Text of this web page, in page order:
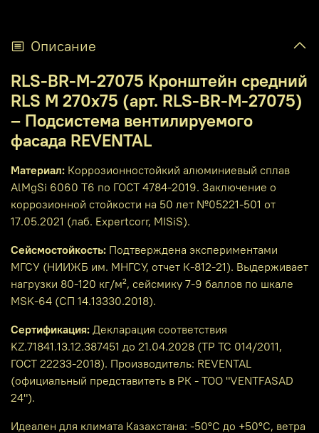
Описание
RLS-BR-M-27075 Кронштейн средний
RLS M 270x75 (арт. RLS-BR-M-27075)
– Подсистема вентилируемого
фасада REVENTAL
Материал: Коррозионностойкий алюминиевый сплав
AlMgSi 6060 T6 по ГОСТ 4784-2019. Заключение о
коррозионной стойкости на 50 лет №05221-501 от
17.05.2021 (лаб. Expertcorr, MISiS).
Сейсмостойкость: Подтверждена экспериментами
МГСУ (НИИЖБ им. МНГСУ, отчет К-812-21). Выдерживает
нагрузки 80-120 кг/м², сейсмику 7-9 баллов по шкале
MSK-64 (СП 14.13330.2018).
Сертификация: Декларация соответствия
KZ.71841.13.12.387451 до 21.04.2028 (ТР ТС 014/2011,
ГОСТ 22233-2018). Производитель: REVENTAL
(официальный представитеть в РК - ТОО "VENTFASAD
24").
Идеален для климата Казахстана: -50°C до +50°C, ветра